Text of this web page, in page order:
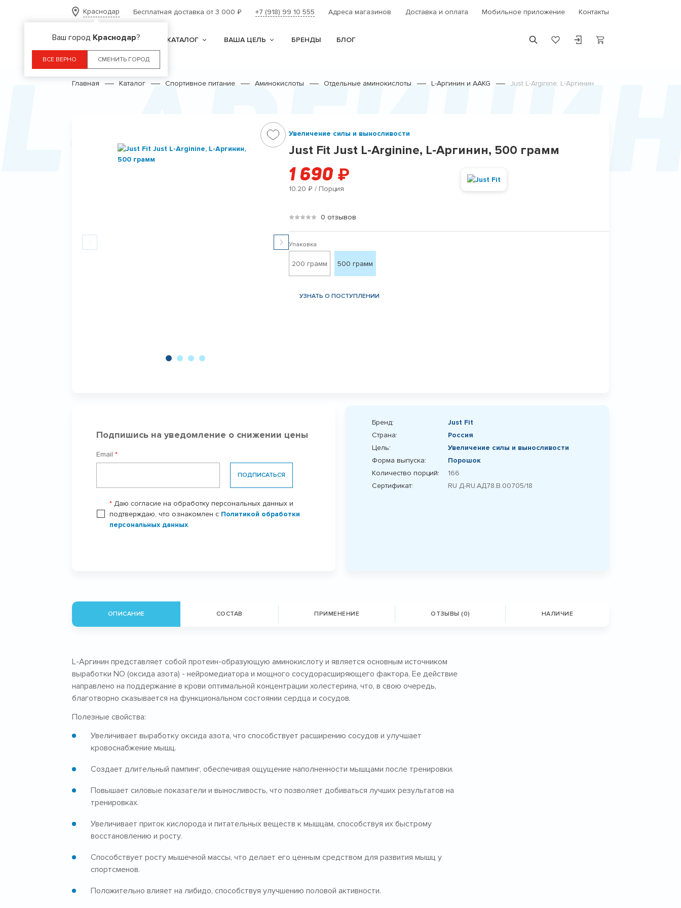
Краснодар
Ваш город Краснодар?
ВСЕ ВЕРНО СМЕНИТЬ ГОРОД
Бесплатная доставка от 3 000₽ +7 (918) 99 10 555 Адреса магазинов Доставка и оплата Мобильное приложение Контакты
КАТАЛОГ ВАША ЦЕЛЬ БРЕНДЫ БЛОГ
Главная Каталог Спортивное питание Аминокислоты Отдельные аминокислоты L-Аргинин и AAKG Just L-Arginine, L-Аргинин
L- Увеличение силы и выносливости
Just Fit Just L-Arginine, L-Аргинин, 500 грамм
1 690 ₽
10.20 ₽ / Порция
0 отзывов
Упаковка
200 грамм 500 грамм
УЗНАТЬ О ПОСТУПЛЕНИИ
Подпишись на уведомление о снижении цены
Email *
ПОДПИСАТЬСЯ
* Даю согласие на обработку персональных данных и
подтверждаю, что ознакомлен с Политикой обработки
персональных данных.
Бренд:
Just Fit
Страна:
Россия
Цель:
Увеличение силы и выносливости
Форма выпуска:
Порошок
Количество порций:
166
Сертификат:
RU Д-RU.АД78.B.00705/18
ОПИСАНИЕ СОСТАВ ПРИМЕНЕНИЕ ОТЗЫВЫ (0) НАЛИЧИЕ
L-Аргинин представляет собой протеин-образующую аминокислоту и является основным источником
выработки NO (оксида азота) - нейромедиатора и мощного сосудорасширяющего фактора. Ее действие
направлено на поддержание в крови оптимальной концентрации холестерина, что, в свою очередь,
благотворно сказывается на функциональном состоянии сердца и сосудов.
Полезные свойства:
Увеличивает выработку оксида азота, что способствует расширению сосудов и улучшает
кровоснабжение мышц.
Создает длительный пампинг, обеспечивая ощущение наполненности мышцами после тренировки.
Повышает силовые показатели и выносливость, что позволяет добиваться лучших результатов на
тренировках.
Увеличивает приток кислорода и питательных веществ к мышцам, способствуя их быстрому
восстановлению и росту.
Способствует росту мышечной массы, что делает его ценным средством для развития мышц у
спортсменов.
Положительно влияет на либидо, способствуя улучшению половой активности.